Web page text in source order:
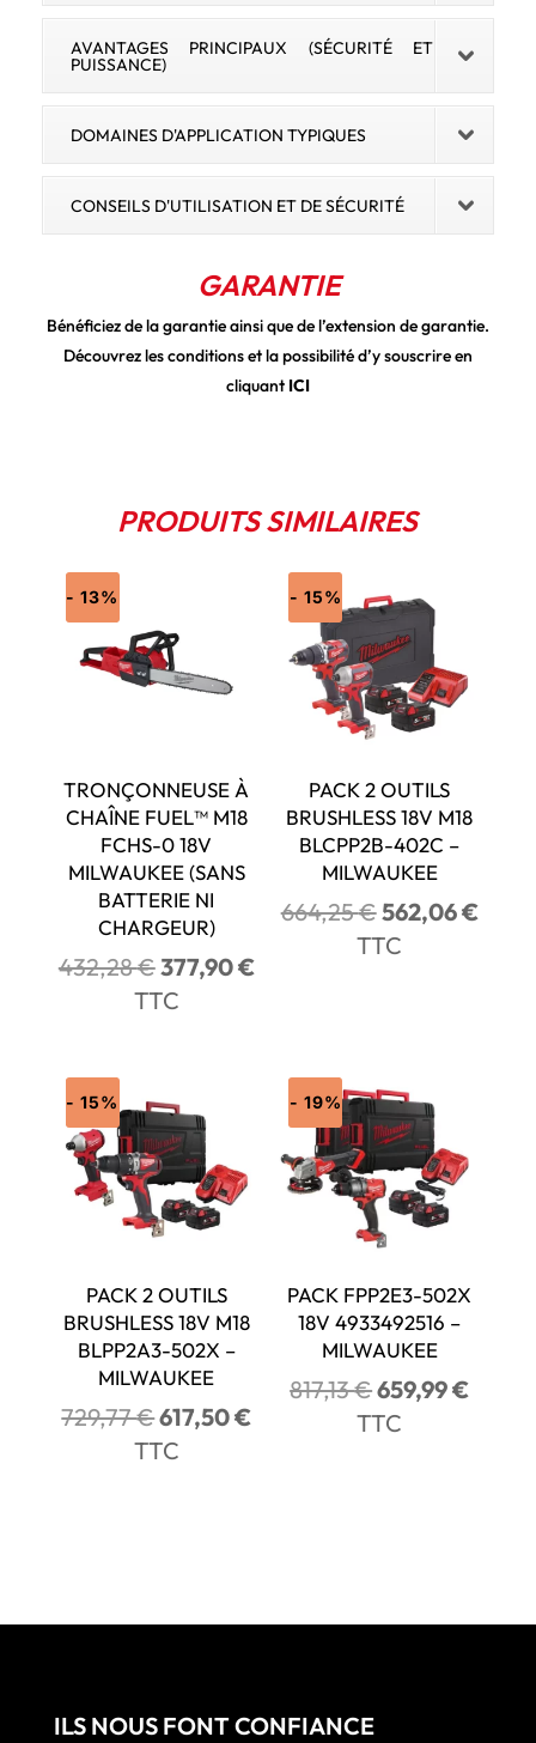
AVANTAGES PRINCIPAUX (SÉCURITÉ ET
PUISSANCE)
DOMAINES D'APPLICATION TYPIQUES
CONSEILS D'UTILISATION ET DE SÉCURITÉ
GARANTIE
Bénéficiez de la garantie ainsi que de l’extension de garantie.
Découvrez les conditions et la possibilité d’y souscrire en
cliquant ICI
PRODUITS SIMILAIRES
- 13%
TRONÇONNEUSE À
CHAÎNE FUEL™ M18
FCHS-0 18V
MILWAUKEE (SANS
BATTERIE NI
CHARGEUR)
432,28€ Le
prix
377,90€Le
377,90 €.
TTC
- 15%
PACK 2 OUTILS
BRUSHLESS 18V M18
BLCPP2B-402C –
MILWAUKEE
664,25€ Le
prix
562,06€Le
TTC
- 15%
PACK 2 OUTILS
BRUSHLESS 18V M18
BLPP2A3-502X –
MILWAUKEE
729,77€Le
prix
617,50€Le
TTC
- 19%
PACK FPP2E3-502X
18V 4933492516 –
MILWAUKEE
817,13€Le
prix
659,99€Le
TTC
ILS NOUS FONT CONFIANCE